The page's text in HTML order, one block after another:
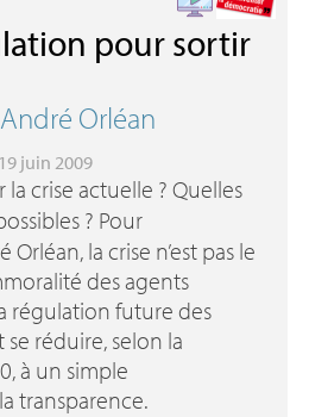
pour sortir
Orléan
juin 2009
la crise actuelle ? Quelles
? Pour
la crise n’est pas le
des agents
régulation future des
réduire, selon la
à un simple
transparence.